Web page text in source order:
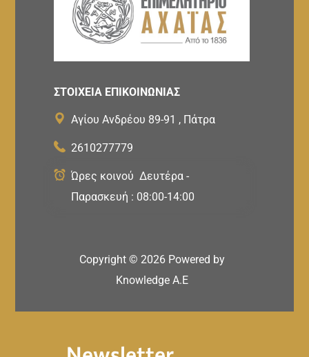
ΣΤΟΙΧΕΙΑ ΕΠΙΚΟΙΝΩΝΙΑΣ
Αγίου Ανδρέου 89-91 , Πάτρα
2610277779
Ώρες κοινού Δευτέρα -
Παρασκευή : 08:00-14:00
Copyright © 2026 Powered by
Knowledge A.E